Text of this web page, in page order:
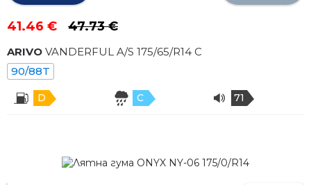
41.46 € 47.73 €
ARIVO VANDERFUL A/S 175/65/R14 C
90/88T
D C 71